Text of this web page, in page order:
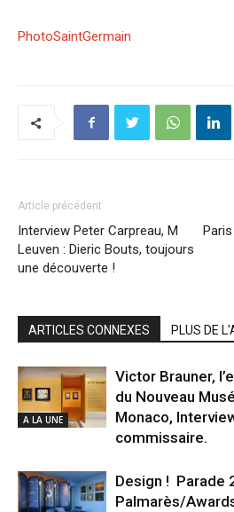
PhotoSaintGermain
Article précédent
Interview Peter Carpreau, M
Leuven : Dieric Bouts, toujours
une découverte !
ARTICLES CONNEXES PLUS DE
A LA UNE
Victor Brauner,
du Nouveau
Monaco,
commissaire.
Design ! Parade
Palmarès/